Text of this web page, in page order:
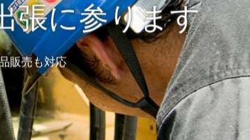
張に参ります
販売も対応